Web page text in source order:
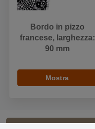
Bordo in pizzo
francese, larghezza:
90 mm
Mostra